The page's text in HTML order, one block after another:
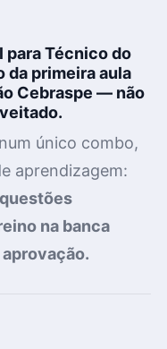
para Técnico do
da primeira aula
Cebraspe — não
único combo,
aprendizagem:
na banca